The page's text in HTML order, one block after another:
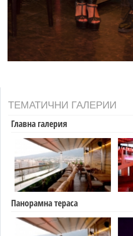
ТЕМАТИЧНИ ГАЛЕРИИ
Главна галерия
Панорамна тераса